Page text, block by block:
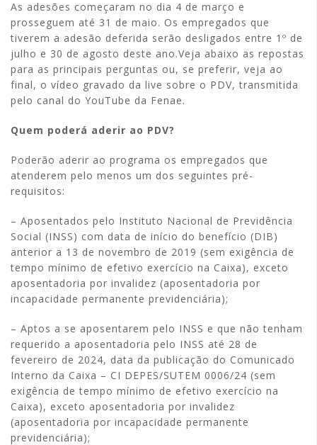
As adesões começaram no dia 4 de março e
prosseguem até 31 de maio. Os empregados que
tiverem a adesão deferida serão desligados entre 1º de
julho e 30 de agosto deste ano.Veja abaixo as repostas
para as principais perguntas ou, se preferir, veja ao
final, o vídeo gravado da live sobre o PDV, transmitida
pelo canal do YouTube da Fenae.
Quem poderá aderir ao PDV?
Poderão aderir ao programa os empregados que
atenderem pelo menos um dos seguintes pré-
requisitos:
– Aposentados pelo Instituto Nacional de Previdência
Social (INSS) com data de início do benefício (DIB)
anterior a 13 de novembro de 2019 (sem exigência de
tempo mínimo de efetivo exercício na Caixa), exceto
aposentadoria por invalidez (aposentadoria por
incapacidade permanente previdenciária);
– Aptos a se aposentarem pelo INSS e que não tenham
requerido a aposentadoria pelo INSS até 28 de
fevereiro de 2024, data da publicação do Comunicado
Interno da Caixa – CI DEPES/SUTEM 0006/24 (sem
exigência de tempo mínimo de efetivo exercício na
Caixa), exceto aposentadoria por invalidez
(aposentadoria por incapacidade permanente
previdenciária);